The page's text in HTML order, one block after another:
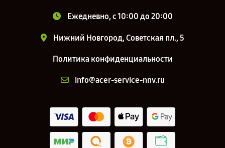
Ежедневно, с 10:00 до 20:00
Нижний Новгород, Советская пл., 5
Политика конфиденциальности
info@acer-service-nnv.ru